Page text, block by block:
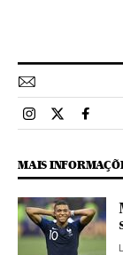
Esportes El
Esportes
MAIS